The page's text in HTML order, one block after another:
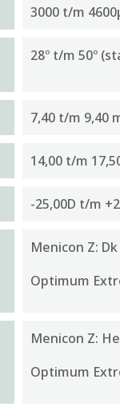
3000 t/m
28º t/m 50º
7,40 t/m 9,40
14,00 t/m
-25,00D t/m
Menicon Z:
Optimum
Menicon Z:
Optimum